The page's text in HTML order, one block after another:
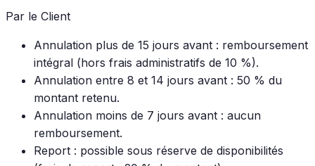
Par le Client
Annulation plus de 15 jours avant : remboursement
intégral (hors frais administratifs de 10 %).
Annulation entre 8 et 14 jours avant : 50 % du
montant retenu.
Annulation moins de 7 jours avant : aucun
remboursement.
Report : possible sous réserve de disponibilités